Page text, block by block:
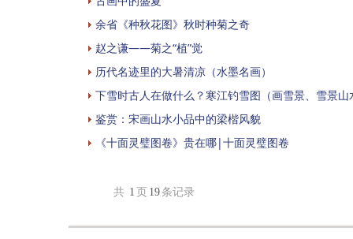
余省《种秋花图》秋时种菊之奇
赵之谦——菊之“植”觉
历代名迹里的大暑清凉（水墨名画）
下雪时古人在做什么？寒江钓雪图（画雪景、雪景山
鉴赏：宋画山水小品中的梁楷风貌
《十面灵璧图卷》贵在哪|十面灵璧图卷
共 1 页 19 条记录